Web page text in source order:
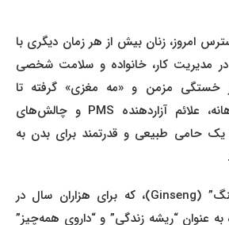
امروز، زنان بیش از هر زمان دیگری با
کار، خانواده و سلامت شخصی
مزمن و «مه مغزی» گرفته تا
نوسانات هورمونی ماهانه، علائم آزاردهنده PMS و چالش‌های
حامی طبیعی و قدرتمند برای بدن به
در این میان، “جینسینگ” (Ginseng)، که برای هزاران سال در
“ریشه زندگی” و “داروی همه‌چیز”